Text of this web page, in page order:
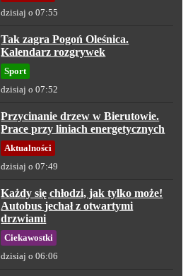
dzisiaj o 07:55
Tak zagra Pogoń Oleśnica.
Kalendarz rozgrywek
Sport
dzisiaj o 07:52
Przycinanie drzew w Bierutowie.
Prace przy liniach energetycznych
Aktualności
dzisiaj o 07:49
Każdy się chłodzi, jak tylko może!
Autobus jechał z otwartymi
drzwiami
Ciekawostki
dzisiaj o 06:06